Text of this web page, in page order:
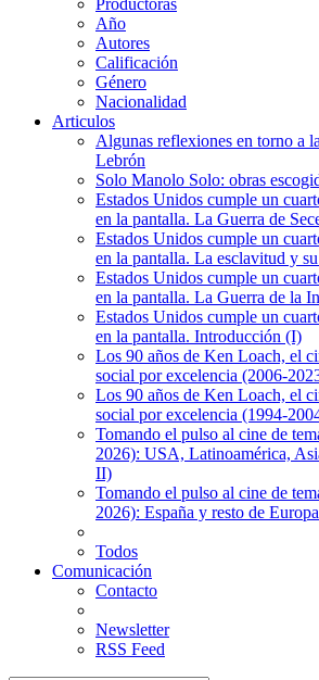
Productoras
Año
Autores
Calificación
Género
Nacionalidad
Articulos
Algunas reflexiones en torno a
Lebrón
Solo Manolo Solo: obras
Estados Unidos cumple un
en la pantalla. La Guerra de
Estados Unidos cumple un
en la pantalla. La esclavitud y
Estados Unidos cumple un
en la pantalla. La Guerra de la
Estados Unidos cumple un
en la pantalla. Introducción (I)
Los 90 años de Ken Loach, el
social por excelencia (2006-
Los 90 años de Ken Loach, el
social por excelencia (1994-
Tomando el pulso al cine de
2026): USA, Latinoamérica,
II)
Tomando el pulso al cine de
2026): España y resto de
Todos
Comunicación
Contacto
Newsletter
RSS Feed